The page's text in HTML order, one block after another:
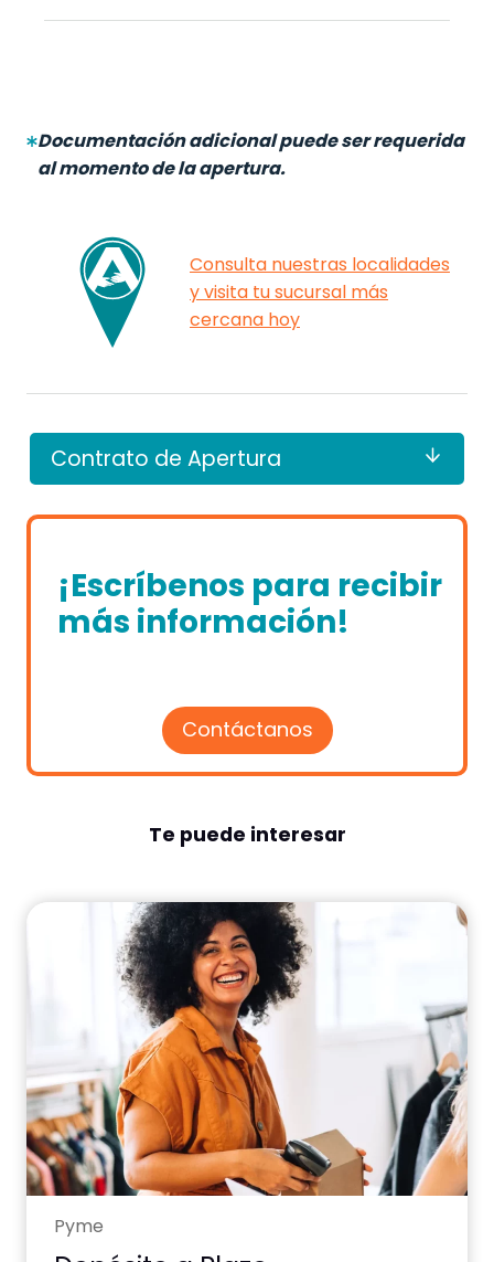
Documentación adicional puede ser requerida
al momento de la apertura.
Consulta nuestras localidades
y visita tu sucursal más
cercana hoy
Contrato de Apertura
¡Escríbenos para recibir
más información!
Contáctanos
Te puede interesar
Pyme